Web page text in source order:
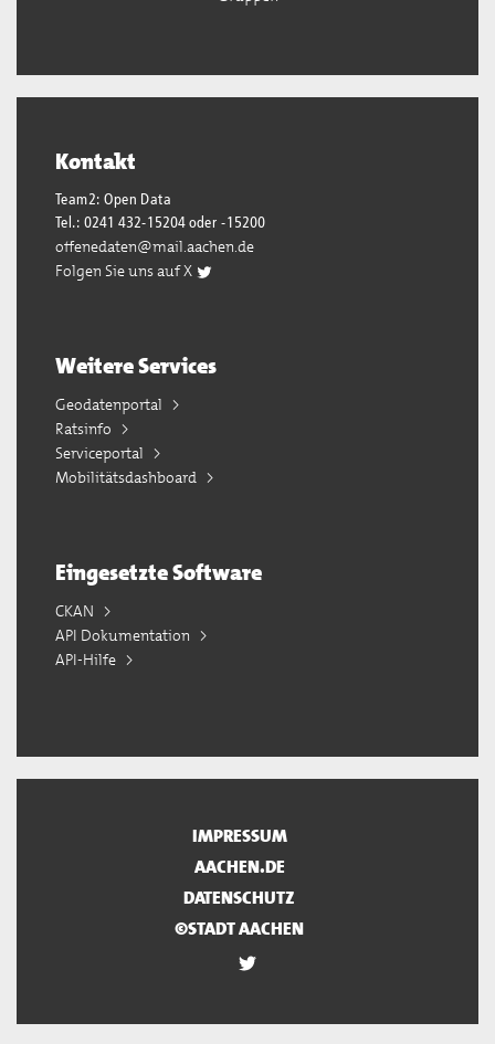
Kontakt
Team2: Open Data
Tel.: 0241 432-15204 oder -15200
offenedaten@mail.aachen.de
Folgen Sie uns auf X
Weitere Services
Geodatenportal
Ratsinfo
Serviceportal
Mobilitätsdashboard
Eingesetzte Software
CKAN
API Dokumentation
API-Hilfe
IMPRESSUM
AACHEN.DE
DATENSCHUTZ
©STADT AACHEN